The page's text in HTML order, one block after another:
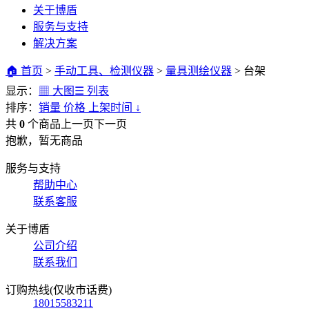
关于博盾
服务与支持
解决方案
🏠 首页 > 手动工具、检测仪器 > 量具测绘仪器 > 台架
显示：
▦ 大图 ☰ 列表
排序： 销量 价格 上架时间 ↓
共 0 个商品 上一页下一页
抱歉，暂无商品
服务与支持
帮助中心
联系客服
关于博盾
公司介绍
联系我们
订购热线(仅收市话费)
18015583211